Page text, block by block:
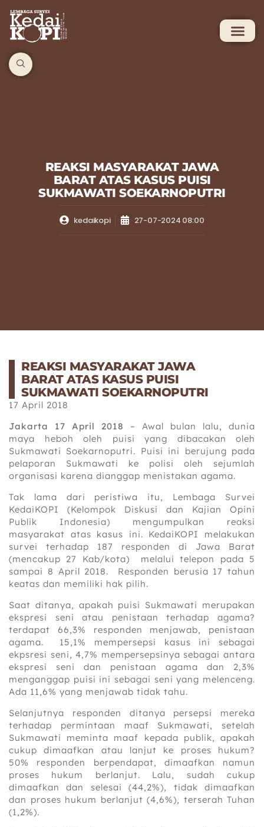
REAKSI MASYARAKAT JAWA
BARAT ATAS KASUS PUISI
SUKMAWATI SOEKARNOPUTRI
kedaikopi 27-07-2024 08:00
REAKSI MASYARAKAT JAWA
BARAT ATAS KASUS PUISI
SUKMAWATI SOEKARNOPUTRI
17 April 2018
Jakarta 17 April 2018
– Awal bulan lalu, dunia
maya heboh oleh puisi yang dibacakan oleh
Sukmawati Soekarnoputri. Puisi ini berujung pada
pelaporan Sukmawati ke polisi oleh sejumlah
organisasi karena dianggap menistakan agama.
Tak lama dari peristiwa itu, Lembaga Survei
KedaiKOPI (Kelompok Diskusi dan Kajian Opini
Publik Indonesia) mengumpulkan reaksi
masyarakat atas kasus ini. KedaiKOPI melakukan
survei terhadap 187 responden di Jawa Barat
(mencakup 27 Kab/kota) melalui telepon pada 5
sampai 8 April 2018. Responden berusia 17 tahun
keatas dan memiliki hak pilih.
Saat ditanya, apakah puisi Sukmawati merupakan
ekspresi seni atau penistaan terhadap agama?
terdapat 66,3% responden menjawab, penistaan
agama. 15,1% mempersepsi kasus ini sebagai
ekpsresi seni, 4,7% mempersepsinya sebagai antara
ekspresi seni dan penistaan agama dan 2,3%
menganggap puisi ini sebagai seni yang melenceng.
Ada 11,6% yang menjawab tidak tahu.
Selanjutnya responden ditanya persepsi mereka
terhadap permintaan maaf Sukmawati, setelah
Sukmawati meminta maaf kepada publik, apakah
cukup dimaafkan atau lanjut ke proses hukum?
50% responden berpendapat, dimaafkan namun
proses hukum berlanjut. Lalu, sudah cukup
dimaafkan dan selesai (44,2%), tidak dimaafkan
dan proses hukum berlanjut (4,6%), terserah Tuhan
(1,2%).